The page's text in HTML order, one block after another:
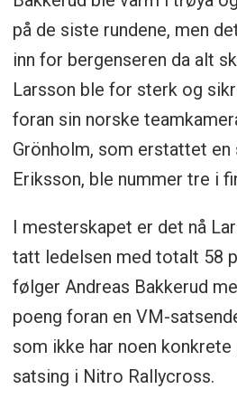
på de siste rundene, men
inn for bergenseren da alt
Larsson ble for sterk og
foran sin norske
Grönholm, som erstattet en
Eriksson, ble nummer tre i
I mesterskapet er det nå
tatt ledelsen med totalt 58
følger Andreas Bakkerud
poeng foran en VM-
som ikke har noen
satsing i Nitro Rallycross.